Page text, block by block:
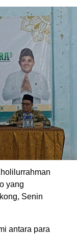
yang
Senin
antara para